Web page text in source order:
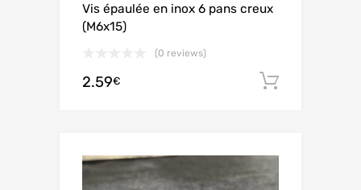
Vis épaulée en inox 6 pans creux
(M6x15)
(0 reviews)
2.59€